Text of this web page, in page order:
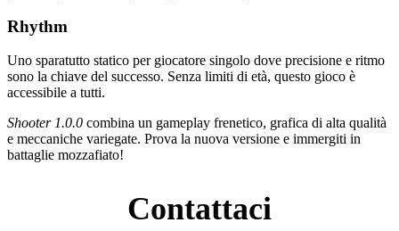
Rhythm
Uno sparatutto statico per giocatore singolo dove precisione e ritmo
sono la chiave del successo. Senza limiti di età, questo gioco è
accessibile a tutti.
Shooter 1.0.0 combina un gameplay frenetico, grafica di alta qualità
e meccaniche variegate. Prova la nuova versione e immergiti in
battaglie mozzafiato!
Contattaci